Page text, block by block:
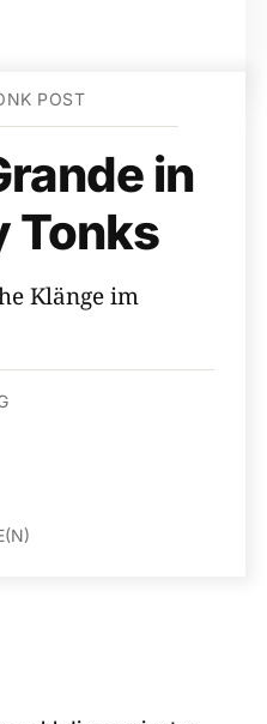
POST
in
Tonks
Klänge im